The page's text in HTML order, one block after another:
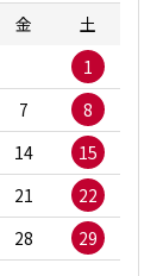
金
土
1
7
8
14
15
21
22
28
29